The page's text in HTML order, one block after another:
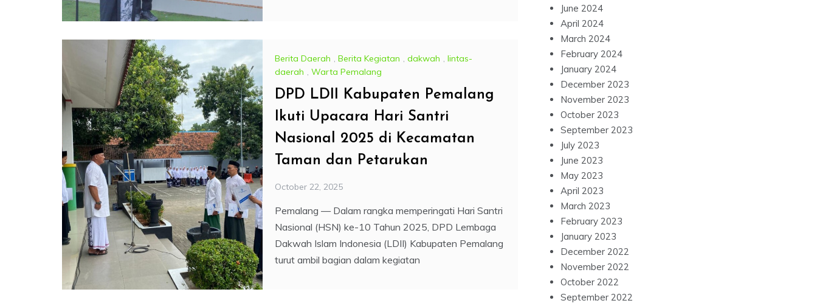
Berita Daerah , Berita Kegiatan , dakwah , lintas-
daerah , Warta Pemalang
DPD LDII Kabupaten Pemalang
Ikuti Upacara Hari Santri
Nasional 2025 di Kecamatan
Taman dan Petarukan
October 22, 2025
Pemalang — Dalam rangka memperingati Hari Santri
Nasional (HSN) ke-10 Tahun 2025, DPD Lembaga
Dakwah Islam Indonesia (LDII) Kabupaten Pemalang
turut ambil bagian dalam kegiatan
June 2024
April 2024
March 2024
February 2024
January 2024
December 2023
November 2023
October 2023
September 2023
July 2023
June 2023
May 2023
April 2023
March 2023
February 2023
January 2023
December 2022
November 2022
October 2022
September 2022